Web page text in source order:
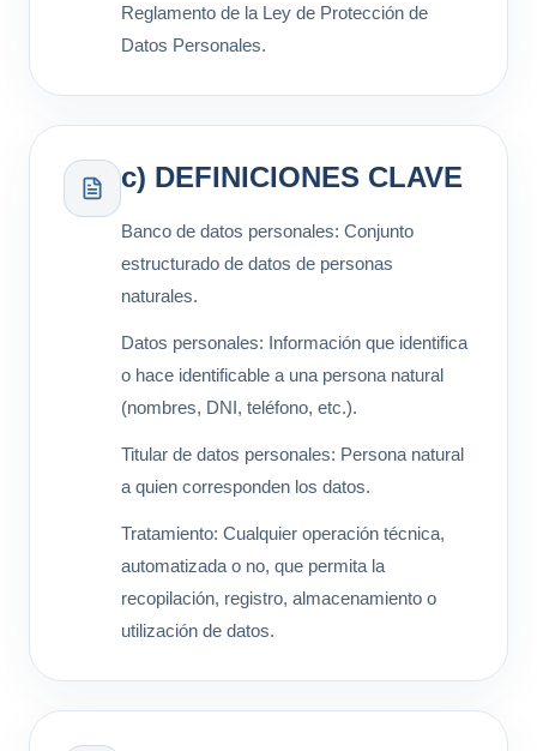
Reglamento de la Ley de Protección de
Datos Personales.
c) DEFINICIONES CLAVE
Banco de datos personales: Conjunto
estructurado de datos de personas
naturales.
Datos personales: Información que identifica
o hace identificable a una persona natural
(nombres, DNI, teléfono, etc.).
Titular de datos personales: Persona natural
a quien corresponden los datos.
Tratamiento: Cualquier operación técnica,
automatizada o no, que permita la
recopilación, registro, almacenamiento o
utilización de datos.